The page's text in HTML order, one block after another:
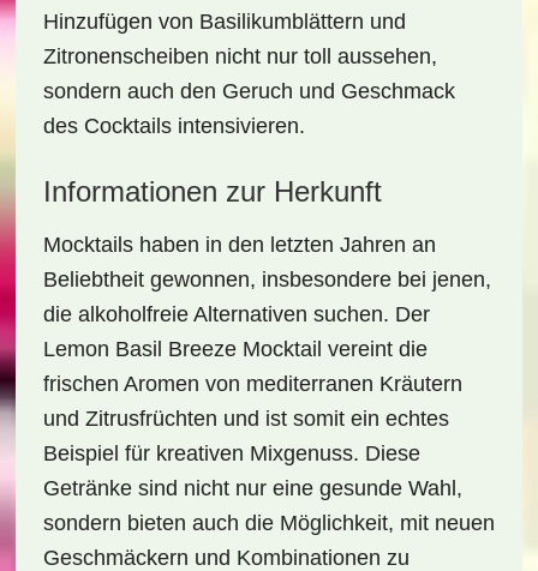
Hinzufügen von Basilikumblättern und
Zitronenscheiben nicht nur toll aussehen,
sondern auch den Geruch und Geschmack
des Cocktails intensivieren.
Informationen zur Herkunft
Mocktails haben in den letzten Jahren an
Beliebtheit gewonnen, insbesondere bei jenen,
die alkoholfreie Alternativen suchen. Der
Lemon Basil Breeze Mocktail vereint die
frischen Aromen von mediterranen Kräutern
und Zitrusfrüchten und ist somit ein echtes
Beispiel für kreativen Mixgenuss. Diese
Getränke sind nicht nur eine gesunde Wahl,
sondern bieten auch die Möglichkeit, mit neuen
Geschmäckern und Kombinationen zu